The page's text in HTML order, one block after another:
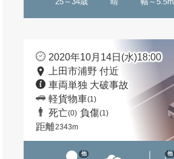
2020年10月14日(水)18:00
上田市浦野 付近
車両単独 大破事故
軽貨物車(1)
死亡(0) 負傷(1)
距離2343m
他 他